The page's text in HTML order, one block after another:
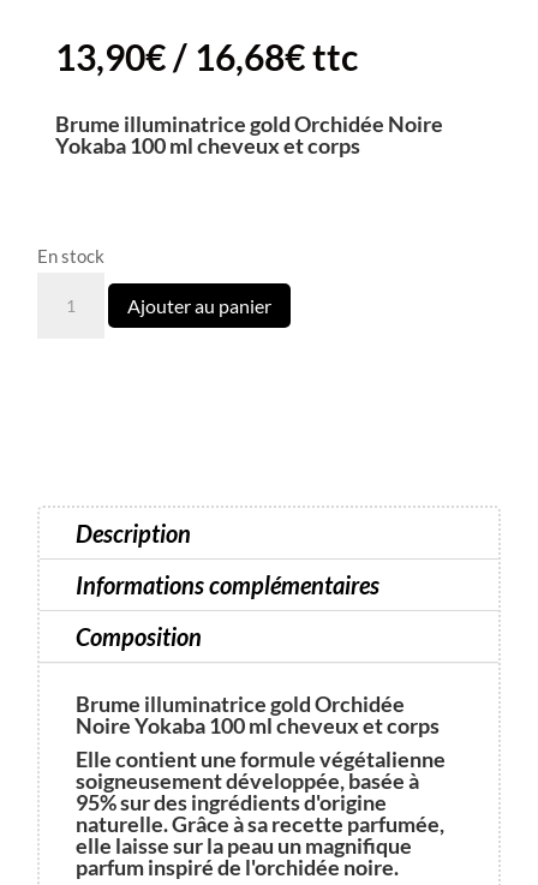
13,90€/ 16,68€ttc
Brume illuminatrice gold Orchidée Noire
Yokaba 100 ml cheveux et corps
En stock
Yokaba
100
ml
cheveux
et
corps
Ajouter au panier
Description
Informations complémentaires
Composition
Brume illuminatrice gold Orchidée
Noire Yokaba 100 ml cheveux et corps
Elle contient une formule végétalienne
soigneusement développée, basée à
95% sur des ingrédients d'origine
naturelle. Grâce à sa recette parfumée,
elle laisse sur la peau un magnifique
parfum inspiré de l'orchidée noire.